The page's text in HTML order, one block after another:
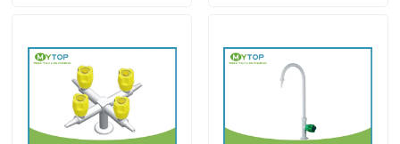
Mobilia del laboratorio del metallo
cappa di laboratorio